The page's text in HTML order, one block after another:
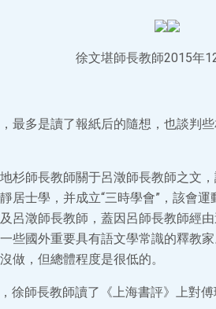
徐文堪師長教師2015年
最多是讀了報紙后的隨想，也談判
杉師長教師關于呂澂師長教師之文
居士學，并成立“三時學會”，該會
呂澂師長教師，蓋因呂師長教師經
些國外重要具有語文學常識的釋教
做，但總體程度是很低的。
徐師長教師讀了《上海書評》上對